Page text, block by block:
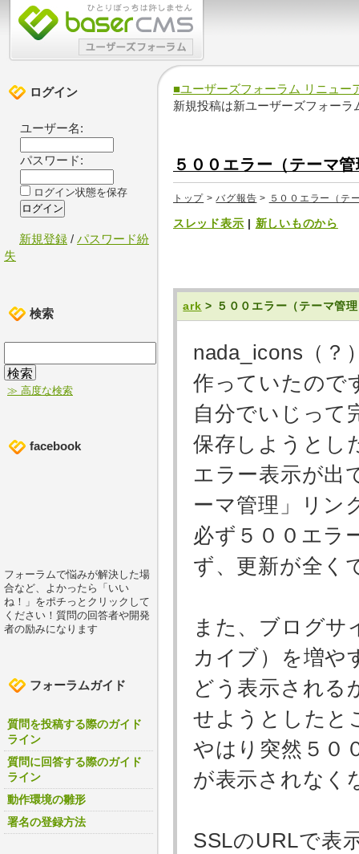
■ユーザーズフォーラム リニュー
新規投稿は新ユーザーズフォーラ
５００エラー（テーマ
トップ >バグ報告 > ５００エラー（テ
スレッド表示 | 新しいものから
ark > ５００エラー（テーマ管
nada_icons（？
作っていたので
自分でいじって
保存しようとし
エラー表示が出
ーマ管理」リン
必ず５００エラ
ず、更新が全く
また、ブログサ
カイブ）を増や
どう表示される
せようとしたと
やはり突然５０
が表示されなく
SSLのURLで表
ログイン
ユーザー名:
パスワード:
ログイン状態を保存
新規登録 / パスワード紛
失
検索
≫ 高度な検索
facebook
フォーラムで悩みが解決した場
合など、よかったら「いい
ね！」をポチっとクリックして
ください！質問の回答者や開発
者の励みになります
フォーラムガイド
質問を投稿する際のガイド
ライン
質問に回答する際のガイド
ライン
動作環境の雛形
署名の登録方法